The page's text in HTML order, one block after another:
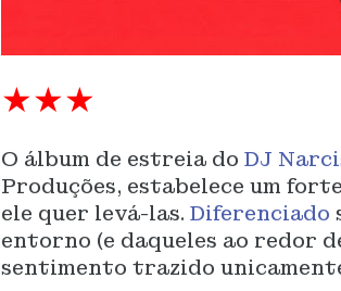
★★★
O álbum de estreia doDJ
Produções, estabelece um
ele quer levá-las.Diferenciado
entorno (e daqueles ao redor
sentimento trazido